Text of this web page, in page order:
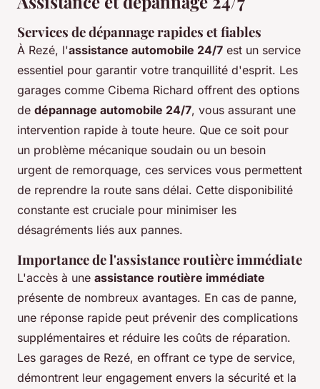
Services de dépannage rapides et fiables
À Rezé, l'assistance automobile 24/7 est un service
essentiel pour garantir votre tranquillité d'esprit. Les
garages comme Cibema Richard offrent des options
de dépannage automobile 24/7, vous assurant une
intervention rapide à toute heure. Que ce soit pour
un problème mécanique soudain ou un besoin
urgent de remorquage, ces services vous permettent
de reprendre la route sans délai. Cette disponibilité
constante est cruciale pour minimiser les
désagréments liés aux pannes.
Importance de l'assistance routière immédiate
L'accès à une assistance routière immédiate
présente de nombreux avantages. En cas de panne,
une réponse rapide peut prévenir des complications
supplémentaires et réduire les coûts de réparation.
Les garages de Rezé, en offrant ce type de service,
démontrent leur engagement envers la sécurité et la